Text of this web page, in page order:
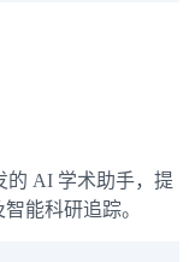
的 AI 学术助手，提
能科研追踪。